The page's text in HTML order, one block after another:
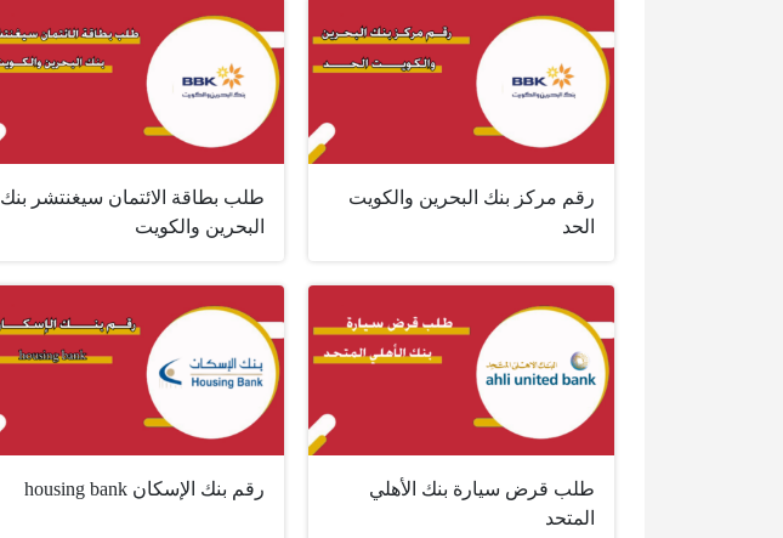
رقم مركز بنك البحرين والكويت
الحد
طلب بطاقة الائتمان سيغنتشر بنك
البحرين والكويت
طلب قرض سيارة بنك الأهلي
المتحد
رقم بنك الإسكان housing bank